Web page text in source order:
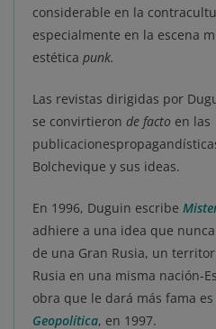
considerable en la
especialmente en la escena
estética punk.
Las revistas dirigidas por
se convirtieron de facto en las
Bolchevique y sus ideas.
En 1996, Duguin escribe
adhiere a una idea que
de una Gran Rusia, un
Rusia en una misma nación-
obra que le dará más fama es
Geopolítica, en 1997.